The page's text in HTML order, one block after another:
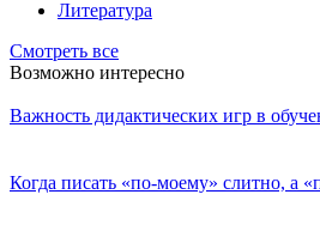
Литература
Смотреть все
Возможно интересно
Важность дидактических игр в
Когда писать «по-моему» слитно, а